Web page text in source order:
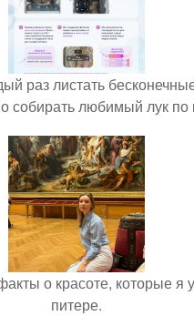
раз листать
собирать любимый лук по
о красоте, которые я
питере.